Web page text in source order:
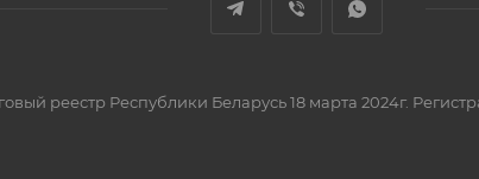
реестр Республики Беларусь 18 марта 2024г.